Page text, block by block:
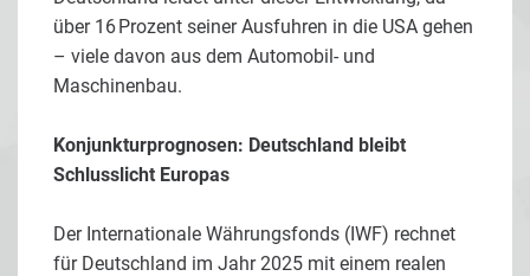
über 16 Prozent seiner Ausfuhren in die USA gehen
– viele davon aus dem Automobil- und
Maschinenbau.
Konjunkturprognosen: Deutschland bleibt
Schlusslicht Europas
Der Internationale Währungsfonds (IWF) rechnet
für Deutschland im Jahr 2025 mit einem realen